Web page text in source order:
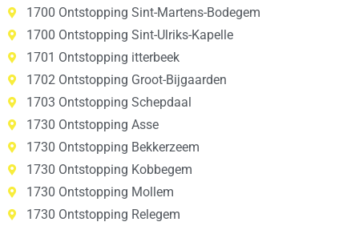
1700 Ontstopping Sint-Martens-Bodegem
1700 Ontstopping Sint-Ulriks-Kapelle
1701 Ontstopping itterbeek
1702 Ontstopping Groot-Bijgaarden
1703 Ontstopping Schepdaal
1730 Ontstopping Asse
1730 Ontstopping Bekkerzeem
1730 Ontstopping Kobbegem
1730 Ontstopping Mollem
1730 Ontstopping Relegem